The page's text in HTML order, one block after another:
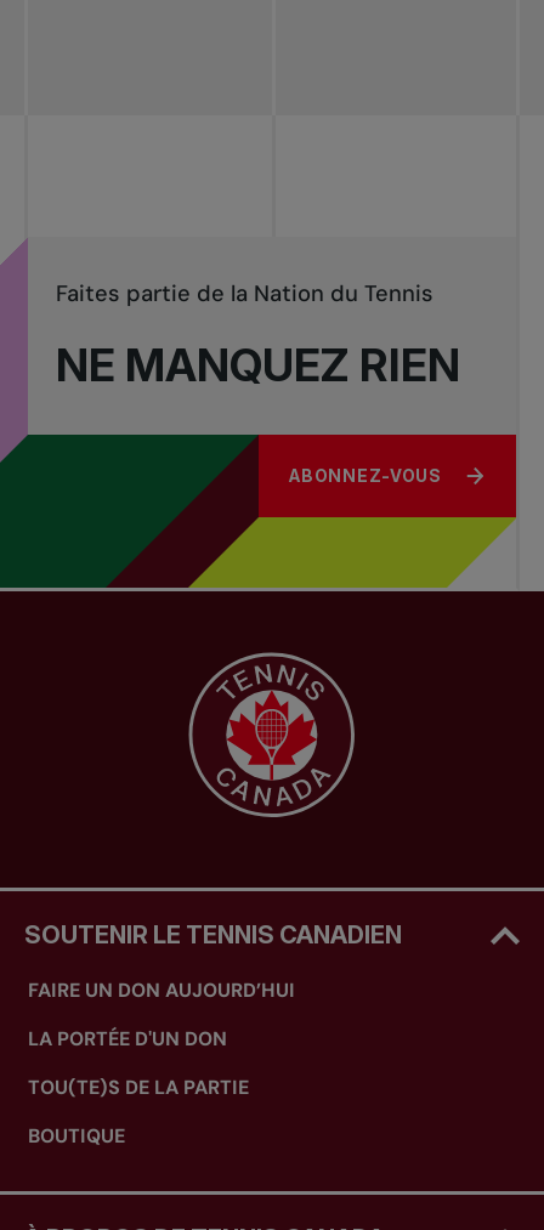
NE MANQUEZ RIEN
Faites partie de la Nation du Tennis
ABONNEZ-VOUS
SOUTENIR LE TENNIS CANADIEN
FAIRE UN DON AUJOURD’HUI
LA PORTÉE D'UN DON
TOU(TE)S DE LA PARTIE
BOUTIQUE